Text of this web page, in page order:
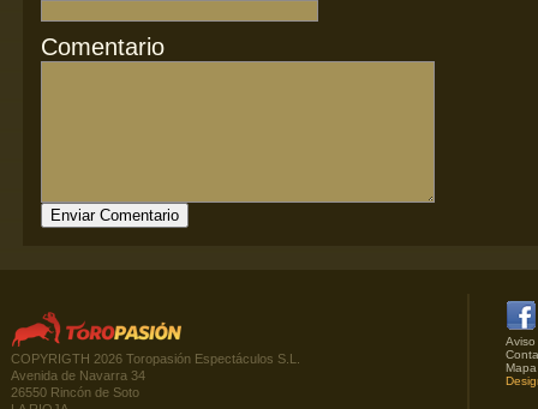
Comentario
COPYRIGTH 2026 Toropasión Espectáculos S.L.
Avenida de Navarra 34
26550 Rincón de Soto